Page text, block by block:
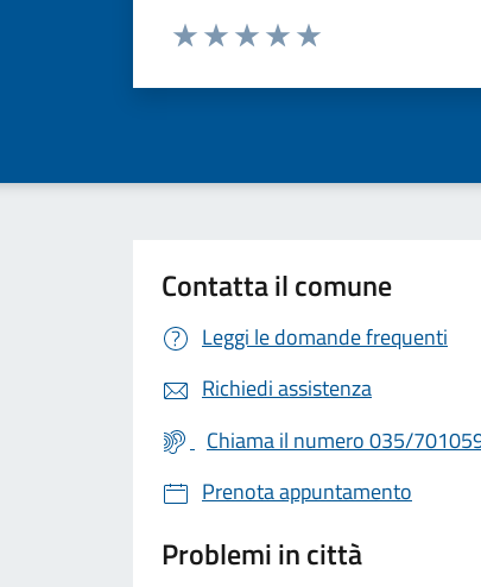
Valuta da 1 a 5 stelle la pagina
Contatta il comune
Leggi le domande frequenti
Richiedi assistenza
Chiama il numero 035/
Prenota appuntamento
Problemi in città